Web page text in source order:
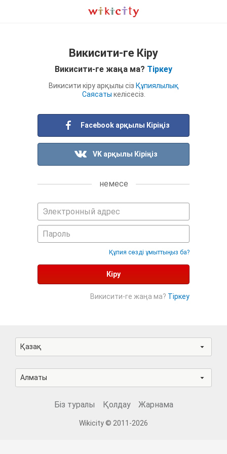
Викисити-ге Кіру
Викисити-ге жаңа ма? Тіркеу
Викисити кіру арқылы сіз Құпиялылық
Саясаты келісесіз.
Facebook арқылы Кіріңіз
VK арқылы Кіріңіз
немесе
Құпия сөзді ұмыттыңыз ба?
Кіру
Викисити-ге жаңа ма? Тіркеу
Қазақ
Алматы
Біз туралы Қолдау Жарнама
Wikicity © 2011-2026